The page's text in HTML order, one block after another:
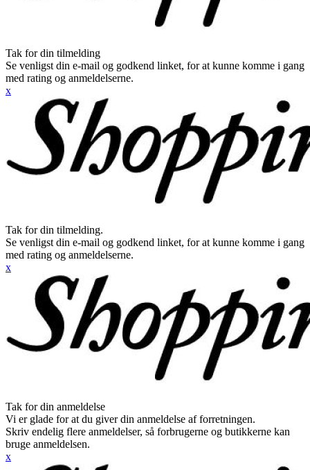
Tak for din tilmelding
Se venligst din e-mail og godkend linket, for at kunne komme i gang
med rating og anmeldelserne.
x
Tak for din tilmelding.
Se venligst din e-mail og godkend linket, for at kunne komme i gang
med rating og anmeldelserne.
x
Tak for din anmeldelse
Vi er glade for at du giver din anmeldelse af forretningen.
Skriv endelig flere anmeldelser, så forbrugerne og butikkerne kan
bruge anmeldelsen.
x